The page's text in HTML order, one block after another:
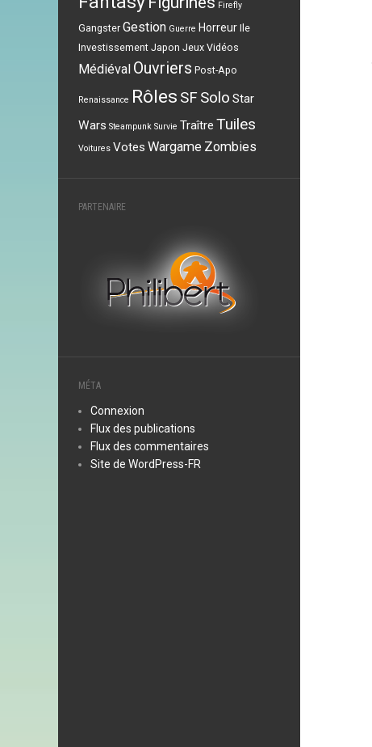
Firefly
Gangster Gestion Guerre Horreur Ile
Investissement Japon Jeux Vidéos
Médiéval Ouvriers Post-Apo
Renaissance Rôles SFSolo Star
Wars Steampunk Survie Traître Tuiles
Voitures Votes Wargame Zombies
PARTENAIRE
MÉTA
Connexion
Flux des publications
Flux des commentaires
Site de WordPress-FR